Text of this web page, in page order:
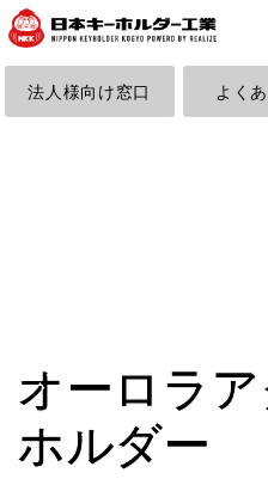
法人様向け窓口 よく
オーロラ
ホルダー